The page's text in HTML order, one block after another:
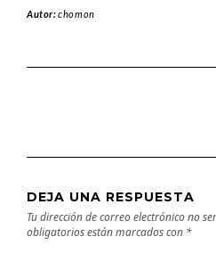
Autor:chomon
DEJA UNA RESPUESTA
Tu dirección de correo electrónico no
obligatorios están marcados con *